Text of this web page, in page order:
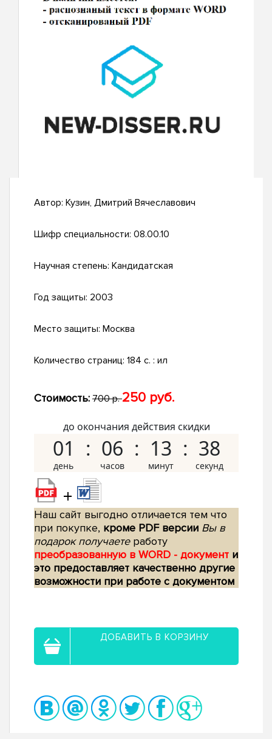
Автор: Кузин, Дмитрий Вячеславович
Шифр специальности: 08.00.10
Научная степень: Кандидатская
Год защиты: 2003
Место защиты: Москва
Количество страниц: 184 с. : ил
Стоимость: 700 р.250 руб.
до окончания действия скидки
01 06 13 37
+
Наш сайт выгодно отличается тем что
при покупке, кроме PDF версии Вы в
подарок получаетеработу
преобразованную в WORD - документ и
это предоставляет качественно другие
возможности при работе с документом
ДОБАВИТЬ В КОРЗИНУ